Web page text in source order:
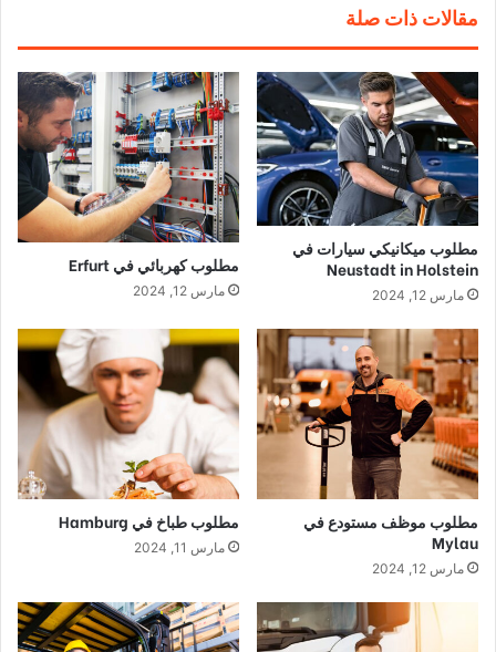
مقالات ذات صلة
مطلوب ميكانيكي سيارات في
Neustadt in Holstein
مارس 12, 2024
مطلوب كهربائي في Erfurt
مارس 12, 2024
مطلوب موظف مستودع في
Mylau
مارس 12, 2024
مطلوب طباخ في Hamburg
مارس 11, 2024